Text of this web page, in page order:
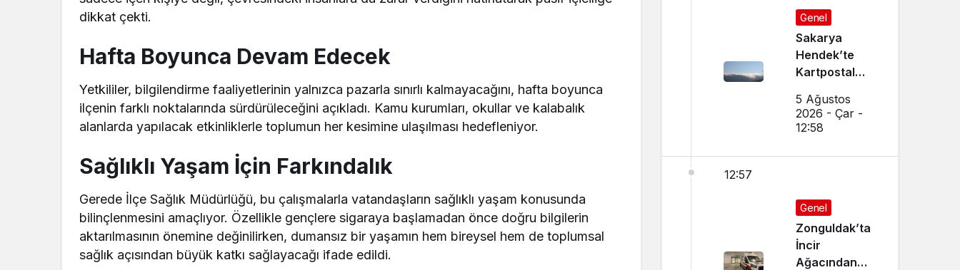
dikkat çekti.
Hafta Boyunca Devam Edecek
Yetkililer, bilgilendirme faaliyetlerinin yalnızca pazarla sınırlı kalmayacağını, hafta boyunca
ilçenin farklı noktalarında sürdürüleceğini açıkladı. Kamu kurumları, okullar ve kalabalık
alanlarda yapılacak etkinliklerle toplumun her kesimine ulaşılması hedefleniyor.
Sağlıklı Yaşam İçin Farkındalık
Gerede İlçe Sağlık Müdürlüğü, bu çalışmalarla vatandaşların sağlıklı yaşam konusunda
bilinçlenmesini amaçlıyor. Özellikle gençlere sigaraya başlamadan önce doğru bilgilerin
aktarılmasının önemine değinilirken, dumansız bir yaşamın hem bireysel hem de toplumsal
sağlık açısından büyük katkı sağlayacağı ifade edildi.
Genel
Sakarya
Hendek’te
Kartpostal
Büyüledi
5 Ağustos
2026 - Çar -
12:58
12:57
Genel
Zonguldak’ta
İncir
Ağacından